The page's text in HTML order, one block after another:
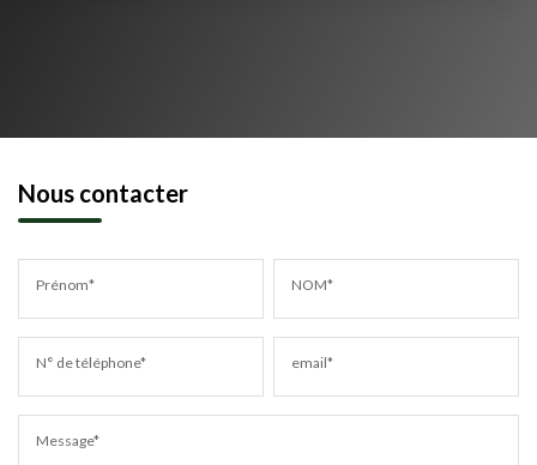
Nous contacter
Prénom* NOM*
N° de téléphone* email*
Message*